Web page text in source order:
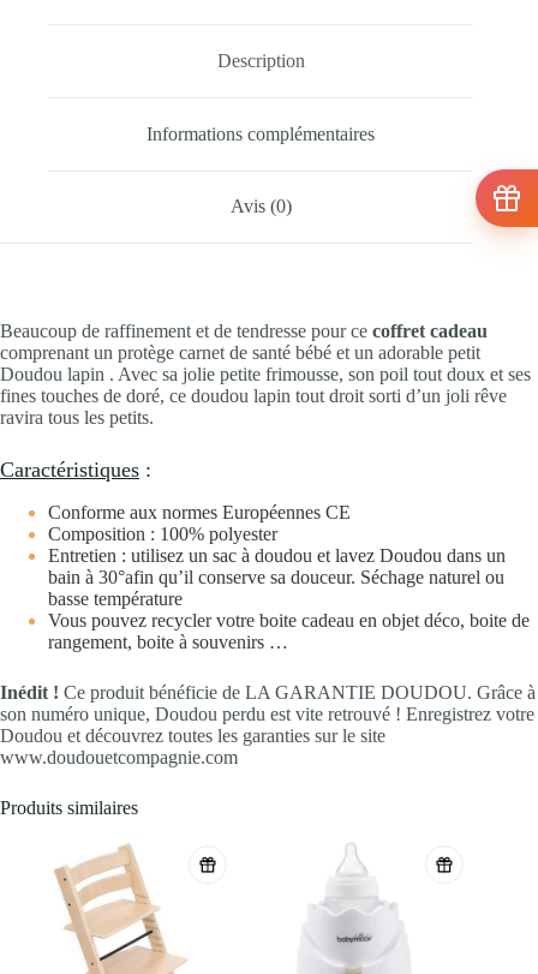
Description
Informations complémentaires
Avis (0)
Beaucoup de raffinement et de tendresse pour ce coffret cadeau
comprenant un protège carnet de santé bébé et un adorable petit
Doudou lapin . Avec sa jolie petite frimousse, son poil tout doux et ses
fines touches de doré, ce doudou lapin tout droit sorti d’un joli rêve
ravira tous les petits.
Caractéristiques :
Conforme aux normes Européennes CE
Composition : 100% polyester
Entretien : utilisez un sac à doudou et lavez Doudou dans un
bain à 30°afin qu’il conserve sa douceur. Séchage naturel ou
basse température
Vous pouvez recycler votre boite cadeau en objet déco, boite de
rangement, boite à souvenirs …
Inédit ! Ce produit bénéficie de LA GARANTIE DOUDOU. Grâce à
son numéro unique, Doudou perdu est vite retrouvé ! Enregistrez votre
Doudou et découvrez toutes les garanties sur le site
www.doudouetcompagnie.com
Produits similaires